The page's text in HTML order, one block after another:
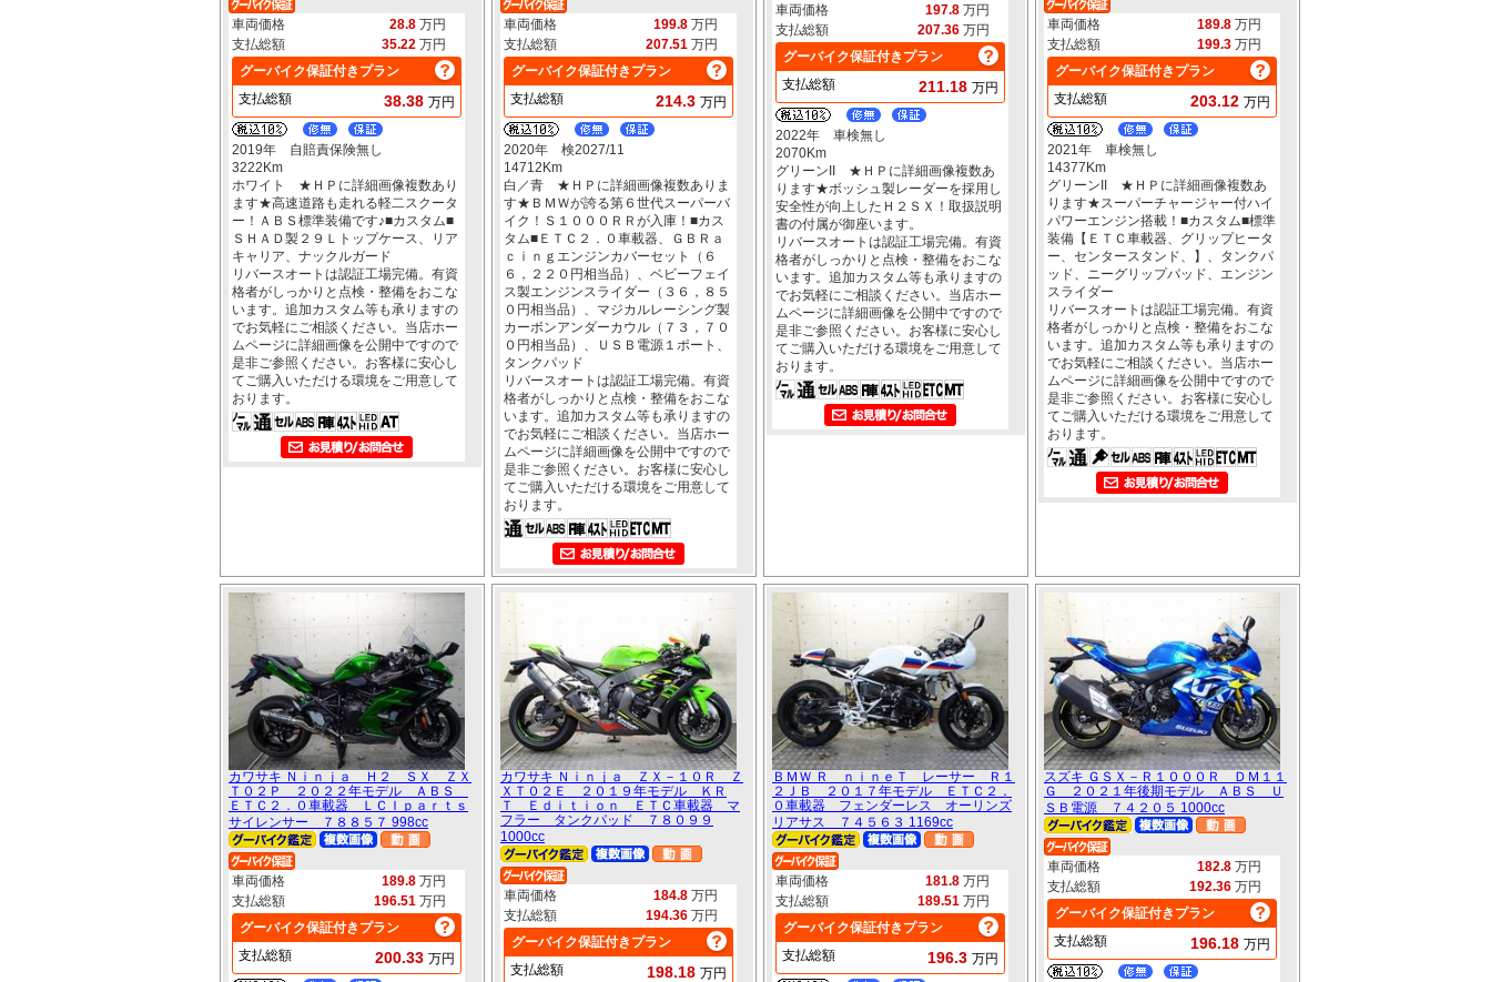
車両価格 28.8 万円
支払総額
35.22 万円
グーバイク保証付きプラン
支払総額
38.38 万円
2019年 自賠責保険無し
3222Km
ホワイト ★ＨＰに詳細画像複数あり
ます★高速道路も走れる軽二スクータ
ー！ＡＢＳ標準装備です♪■カスタム■
ＳＨＡＤ製２９Ｌトップケース、リア
キャリア、ナックルガード
リバースオートは認証工場完備。有資
格者がしっかりと点検・整備をおこな
います。追加カスタム等も承りますの
でお気軽にご相談ください。当店ホー
ムページに詳細画像を公開中ですので
是非ご参照ください。お客様に安心し
てご購入いただける環境をご用意して
おります。
車両価格 199.8 万円
支払総額
207.51 万円
グーバイク保証付きプラン
支払総額
214.3 万円
2020年 検2027/11
14712Km
白／青 ★ＨＰに詳細画像複数ありま
す★ＢＭＷが誇る第６世代スーパーバ
イク！Ｓ１０００ＲＲが入庫！■カス
タム■ＥＴＣ２．０車載器、ＧＢＲａ
ｃｉｎｇエンジンカバーセット（６
６，２２０円相当品）、ベビーフェイ
ス製エンジンスライダー（３６，８５
０円相当品）、マジカルレーシング製
カーボンアンダーカウル（７３，７０
０円相当品）、ＵＳＢ電源１ポート、
タンクパッド
リバースオートは認証工場完備。有資
格者がしっかりと点検・整備をおこな
います。追加カスタム等も承りますの
でお気軽にご相談ください。当店ホー
ムページに詳細画像を公開中ですので
是非ご参照ください。お客様に安心し
てご購入いただける環境をご用意して
おります。
車両価格 197.8 万円
支払総額
207.36 万円
グーバイク保証付きプラン
支払総額
211.18 万円
2022年 車検無し
2070Km
グリーンII ★ＨＰに詳細画像複数あ
ります★ボッシュ製レーダーを採用し
安全性が向上したＨ２ＳＸ！取扱説明
書の付属が御座います。
リバースオートは認証工場完備。有資
格者がしっかりと点検・整備をおこな
います。追加カスタム等も承りますの
でお気軽にご相談ください。当店ホー
ムページに詳細画像を公開中ですので
是非ご参照ください。お客様に安心し
てご購入いただける環境をご用意して
おります。
車両価格 189.8 万円
支払総額
199.3 万円
グーバイク保証付きプラン
支払総額
203.12 万円
2021年 車検無し
14377Km
グリーンII ★ＨＰに詳細画像複数あ
ります★スーパーチャージャー付ハイ
パワーエンジン搭載！■カスタム■標準
装備【ＥＴＣ車載器、グリップヒータ
ー、センタースタンド、】、タンクパ
ッド、ニーグリップパッド、エンジン
スライダー
リバースオートは認証工場完備。有資
格者がしっかりと点検・整備をおこな
います。追加カスタム等も承りますの
でお気軽にご相談ください。当店ホー
ムページに詳細画像を公開中ですので
是非ご参照ください。お客様に安心し
てご購入いただける環境をご用意して
おります。
カワサキ Ｎｉｎｊａ Ｈ２ ＳＸ ＺＸ
Ｔ０２Ｐ ２０２２年モデル ＡＢＳ
ＥＴＣ２．０車載器 ＬＣＩｐａｒｔｓ
サイレンサー ７８８５７ 998cc
車両価格 189.8 万円
支払総額
196.51 万円
グーバイク保証付きプラン
支払総額
200.33 万円
カワサキ Ｎｉｎｊａ ＺＸ－１０Ｒ Ｚ
ＸＴ０２Ｅ ２０１９年モデル ＫＲ
Ｔ Ｅｄｉｔｉｏｎ ＥＴＣ車載器 マ
フラー タンクパッド ７８０９９
1000cc
車両価格 184.8 万円
支払総額
194.36 万円
グーバイク保証付きプラン
支払総額
198.18 万円
ＢＭＷ Ｒ ｎｉｎｅＴ レーサー Ｒ１
２ＪＢ ２０１７年モデル ＥＴＣ２．
０車載器 フェンダーレス オーリンズ
リアサス ７４５６３ 1169cc
車両価格 181.8 万円
支払総額
189.51 万円
グーバイク保証付きプラン
支払総額
196.3 万円
スズキ ＧＳＸ－Ｒ１０００Ｒ ＤＭ１１
Ｇ ２０２１年後期モデル ＡＢＳ Ｕ
ＳＢ電源 ７４２０５ 1000cc
車両価格 182.8 万円
支払総額
192.36 万円
グーバイク保証付きプラン
支払総額
196.18 万円